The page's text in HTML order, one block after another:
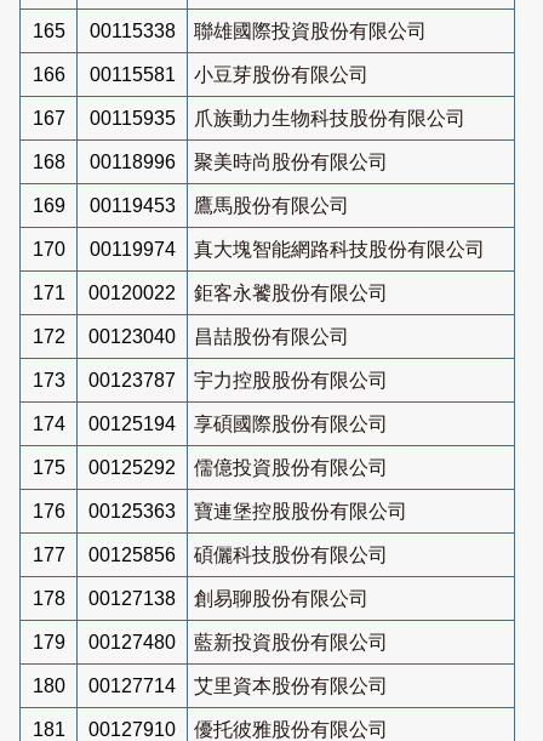
165 00115338 聯雄國際投資股份有限公司
166 00115581 小豆芽股份有限公司
167 00115935 爪族動力生物科技股份有限公司
168 00118996 聚美時尚股份有限公司
169 00119453 鷹馬股份有限公司
170 00119974 真大塊智能網路科技股份有限公司
171 00120022 鉅客永饕股份有限公司
172 00123040 昌喆股份有限公司
173 00123787 宇力控股股份有限公司
174 00125194 享碩國際股份有限公司
175 00125292 儒億投資股份有限公司
176 00125363 寶連堡控股股份有限公司
177 00125856 碩儷科技股份有限公司
178 00127138 創易聊股份有限公司
179 00127480 藍新投資股份有限公司
180 00127714 艾里資本股份有限公司
181 00127910 優托彼雅股份有限公司